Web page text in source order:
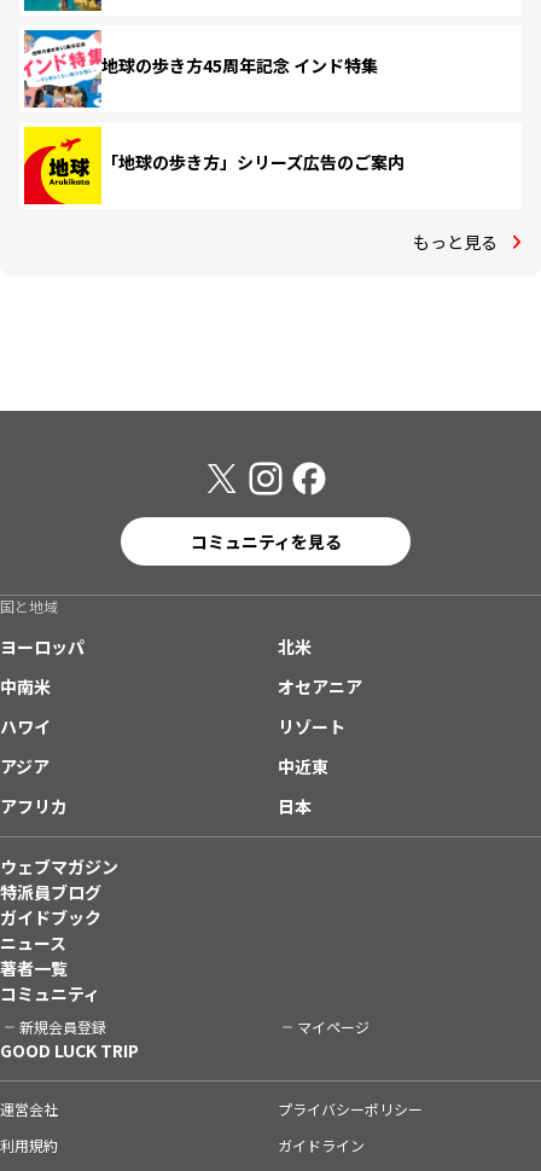
地球の歩き方45周年記念 インド特集
「地球の歩き方」シリーズ広告のご案内
もっと見る
コミュニティを見る
国と地域
ヨーロッパ
北米
中南米
オセアニア
ハワイ
リゾート
アジア
中近東
アフリカ
日本
ウェブマガジン
特派員ブログ
ガイドブック
ニュース
著者一覧
コミュニティ
新規会員登録 マイページ
GOOD LUCK TRIP
運営会社
プライバシーポリシー
利用規約
ガイドライン